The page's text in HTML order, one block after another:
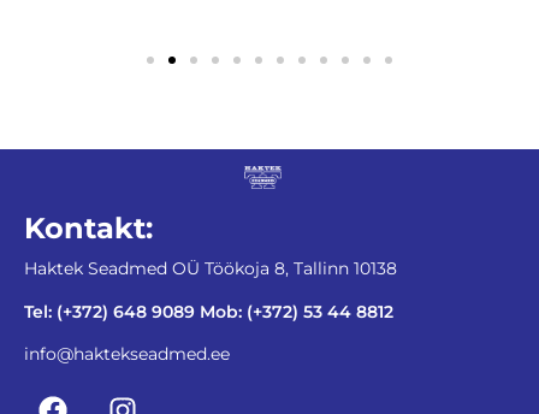
Kontakt:
Haktek Seadmed OÜ Töökoja 8, Tallinn 10138
Tel: (+372) 648 9089 Mob: (+372) 53 44 8812
info@haktekseadmed.ee